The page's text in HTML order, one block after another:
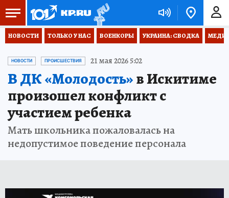
НОВОСТИ ТОЛЬКО У НАС ВОЕНКОРЫ УКРАИНА: СВОДКА
НОВОСТИ ПРОИСШЕСТВИЯ 21 мая 2026 5:02
В ДК «Молодость»в Искитиме
произошел конфликт с
участием ребенка
Мать школьника пожаловалась на
недопустимое поведение персонала